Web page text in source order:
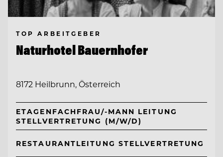
TOP ARBEITGEBER
Naturhotel Bauernhofer
8172 Heilbrunn, Österreich
ETAGENFACHFRAU/-MANN LEITUNG
STELLVERTRETUNG (M/W/D)
RESTAURANTLEITUNG STELLVERTRETUNG